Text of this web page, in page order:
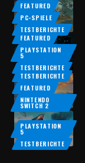
FEATURED
PC-SPIELE
TESTBERICHTE
FEATURED
PLAYSTATION
5
TESTBERICHTE
TESTBERICHTE
FEATURED
NINTENDO
SWITCH 2
PLAYSTATION
5
TESTBERICHTE